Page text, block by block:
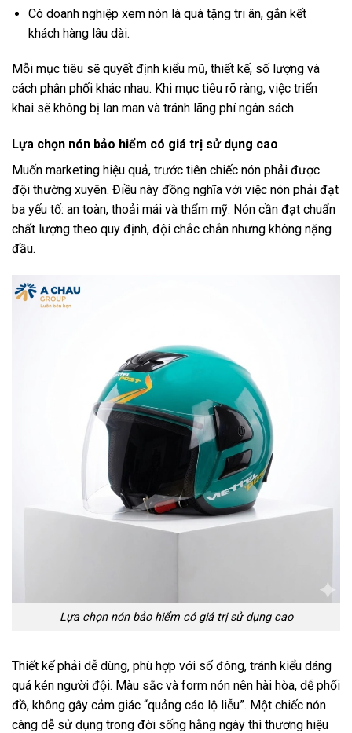
Có doanh nghiệp xem nón là quà tặng tri ân, gắn kết
khách hàng lâu dài.
Mỗi mục tiêu sẽ quyết định kiểu mũ, thiết kế, số lượng và
cách phân phối khác nhau. Khi mục tiêu rõ ràng, việc triển
khai sẽ không bị lan man và tránh lãng phí ngân sách.
Lựa chọn nón bảo hiểm có giá trị sử dụng cao
Muốn marketing hiệu quả, trước tiên chiếc nón phải được
đội thường xuyên. Điều này đồng nghĩa với việc nón phải đạt
ba yếu tố: an toàn, thoải mái và thẩm mỹ. Nón cần đạt chuẩn
chất lượng theo quy định, đội chắc chắn nhưng không nặng
đầu.
Lựa chọn nón bảo hiểm có giá trị sử dụng cao
Thiết kế phải dễ dùng, phù hợp với số đông, tránh kiểu dáng
quá kén người đội. Màu sắc và form nón nên hài hòa, dễ phối
đồ, không gây cảm giác “quảng cáo lộ liễu”. Một chiếc nón
càng dễ sử dụng trong đời sống hằng ngày thì thương hiệu